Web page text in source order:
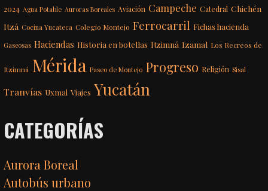
2024 Agua Potable Auroras Boreales Aviación Campeche Catedral Chichén
Itzá Cocina Yucateca Colegio Montejo Ferrocarril Fichas hacienda
Gaseosas Haciendas Historia en botellas Itzimná Izamal Los Recreos de
Itzimná Mérida Paseo de Montejo Progreso Religión Sisal
Tranvías Uxmal Viajes Yucatán
CATEGORÍAS
Aurora Boreal
Autobús urbano